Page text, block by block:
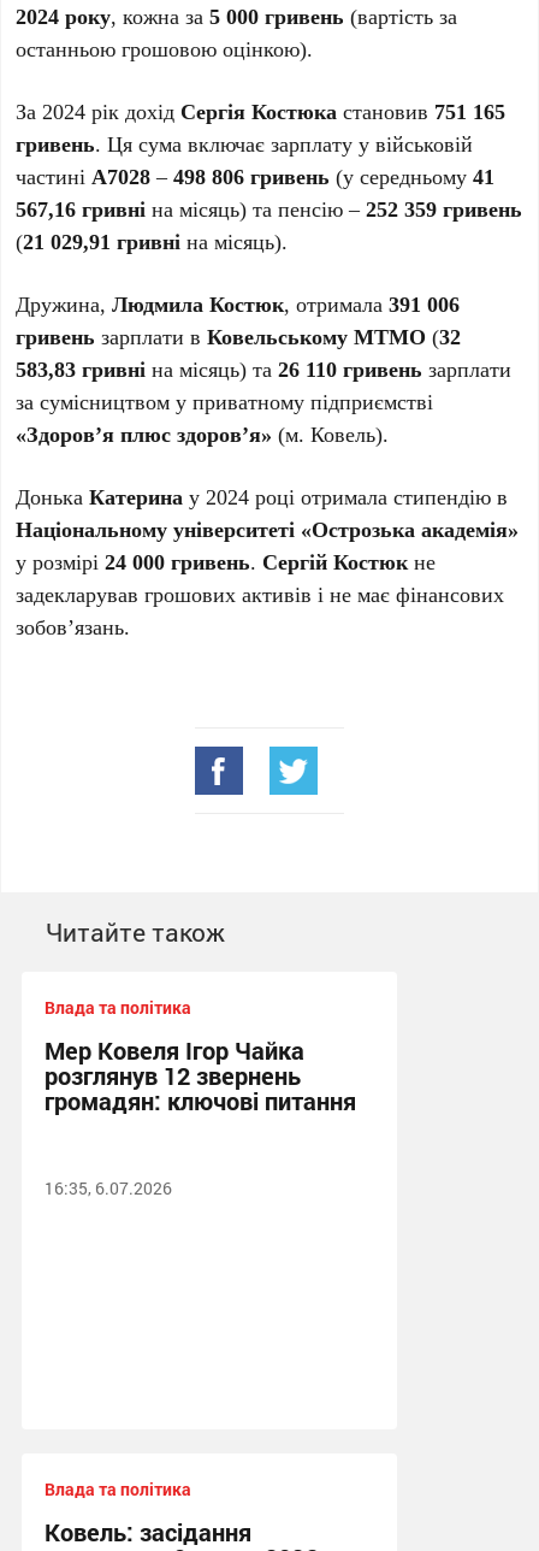
2024 року, кожна за5 000 гривень (вартість за
останньою грошовою оцінкою).
За 2024 рік дохід Сергія Костюка становив 751 165
гривень. Ця сума включає зарплату у військовій
частиніА7028–498 806 гривень (у середньому41
567,16 гривні на місяць) та пенсію –252 359 гривень
(21 029,91 гривні на місяць).
Дружина,Людмила Костюк, отримала391 006
гривень зарплати вКовельському МТМО (32
583,83 гривні на місяць) та26 110 гривень зарплати
за сумісництвом у приватному підприємстві
«Здоров’я плюс здоров’я» (м. Ковель).
ДонькаКатерина у 2024 році отримала стипендію в
Національному університеті «Острозька академія»
у розмірі24 000 гривень. Сергій Костюкне
задекларував грошових активів і не має фінансових
зобов’язань.
Читайте також
Влада та політика
Мер Ковеля Ігор Чайка
розглянув 12 звернень
громадян: ключові питання
16:35, 6.07.2026
Влада та політика
Ковель: засідання